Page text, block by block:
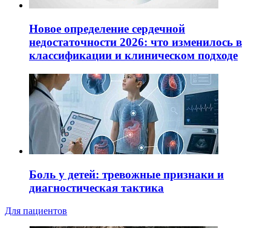
Новое определение сердечной
недостаточности 2026: что изменилось в
классификации и клиническом подходе
Боль у детей: тревожные признаки и
диагностическая тактика
Для пациентов